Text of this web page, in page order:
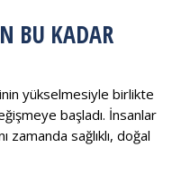
BU KADAR
yükselmesiyle birlikte
başladı. İnsanlar
zamanda sağlıklı, doğal